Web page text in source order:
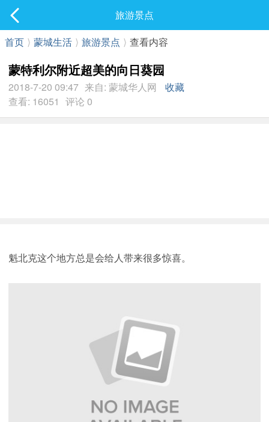
最新发表
旅游景点
首页 ⟩ 蒙城生活 ⟩ 旅游景点 ⟩ 查看内容
蒙特利尔附近超美的向日葵园
2018-7-20 09:47 来自: 蒙城华人网
收藏
查看: 16051 评论 0
魁北克这个地方总是会给人带来很多惊喜。